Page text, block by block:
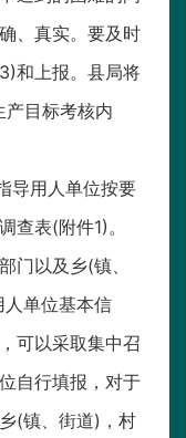
、真实。要及时
和上报。县局将
目标考核内
导用人单位按要
查表(附件1)。
门以及乡(镇、
单位基本信
可以采取集中召
自行填报，对于
(镇、街道)，村